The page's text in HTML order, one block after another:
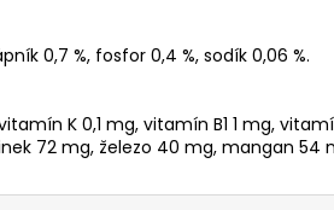
0,7 %, fosfor 0,4 %, sodík 0,06 %.
K 0,1 mg, vitamín B1 1 mg,
72 mg, železo 40 mg, mangan 54